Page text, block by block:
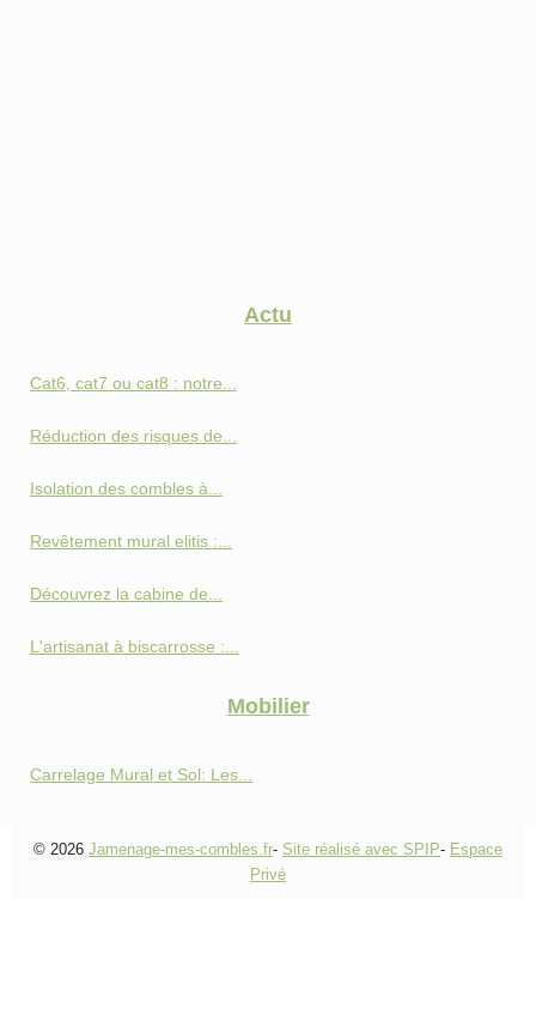
Actu
Cat6, cat7 ou cat8 : notre...
Réduction des risques de...
Isolation des combles à...
Revêtement mural elitis :...
Découvrez la cabine de...
L'artisanat à biscarrosse :...
Mobilier
Carrelage Mural et Sol: Les...
© 2026 Jamenage-mes-combles.fr- Site réalisé avec SPIP- Espace
Privé